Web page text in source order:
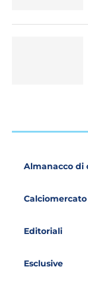
Almanacco di
Calciomercato
Editoriali
Esclusive